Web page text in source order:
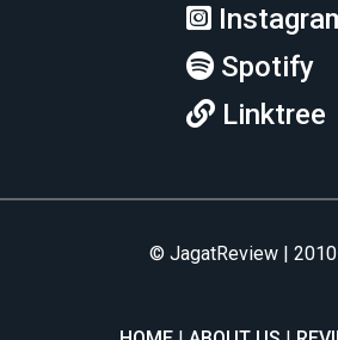
Spotify
Linktree
© JagatReview |